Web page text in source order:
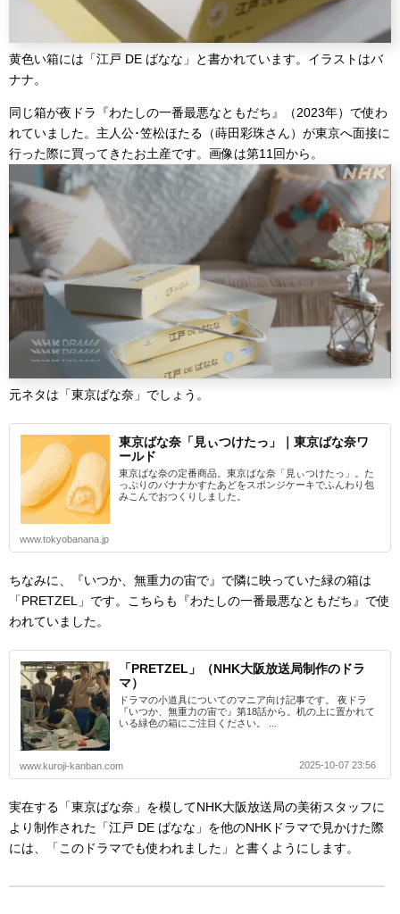
黄色い箱には「江戸 DE ばなな」と書かれています。イラストはバ
ナナ。
同じ箱が夜ドラ『わたしの一番最悪なともだち』（2023年）で使わ
れていました。主人公･笠松ほたる（蒔田彩珠さん）が東京へ面接に
行った際に買ってきたお土産です。画像は第11回から。
元ネタは「東京ばな奈」でしょう。
東京ばな奈「見ぃつけたっ」｜東京ばな奈ワ
ールド
東京ばな奈の定番商品。東京ばな奈「見ぃつけたっ」。た
っぷりのバナナかすたあどをスポンジケーキでふんわり包
みこんでおつくりしました。
www.tokyobanana.jp
ちなみに、『いつか、無重力の宙で』で隣に映っていた緑の箱は
「PRETZEL」です。こちらも『わたしの一番最悪なともだち』で使
われていました。
「PRETZEL」（NHK大阪放送局制作のドラ
マ）
ドラマの小道具についてのマニア向け記事です。 夜ドラ
『いつか、無重力の宙で』第18話から。机の上に置かれて
いる緑色の箱にご注目ください。 ...
www.kuroji-kanban.com 2025-10-07 23:56
実在する「東京ばな奈」を模してNHK大阪放送局の美術スタッフに
より制作された「江戸 DE ばなな」を他のNHKドラマで見かけた際
には、「このドラマでも使われました」と書くようにします。